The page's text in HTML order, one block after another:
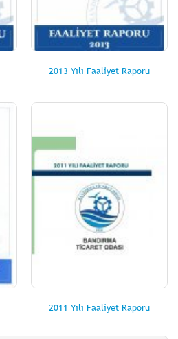
2013 Yılı Faaliyet Raporu
2011 Yılı Faaliyet Raporu